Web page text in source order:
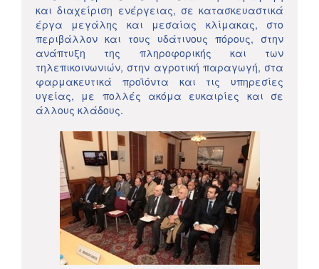
και διαχείριση ενέργειας, σε κατασκευαστικά
έργα μεγάλης και μεσαίας κλίμακας, στο
περιβάλλον και τους υδάτινους πόρους, στην
ανάπτυξη της πληροφορικής και των
τηλεπικοινωνιών, στην αγροτική παραγωγή, στα
φαρμακευτικά προϊόντα και τις υπηρεσίες
υγείας, με πολλές ακόμα ευκαιρίες και σε
άλλους κλάδους.